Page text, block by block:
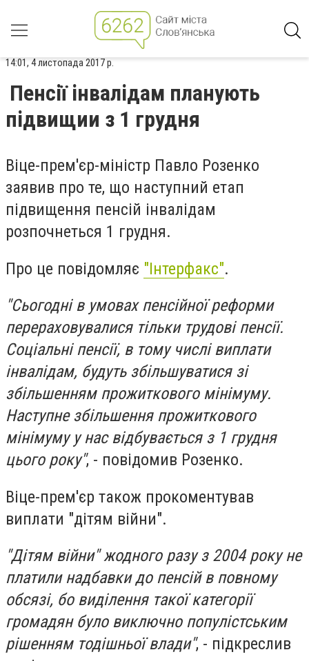
14:01, 4 листопада 2017 р.
Пенсії інвалідам планують
підвищии з 1 грудня
Віце-прем'єр-міністр Павло Розенко
заявив про те, що наступний етап
підвищення пенсій інвалідам
розпочнеться 1 грудня.
Про це повідомляє "Інтерфакс".
"Сьогодні в умовах пенсійної реформи
перераховувалися тільки трудові пенсії.
Соціальні пенсії, в тому числі виплати
інвалідам, будуть збільшуватися зі
збільшенням прожиткового мінімуму.
Наступне збільшення прожиткового
мінімуму у нас відбувається з 1 грудня
цього року", - повідомив Розенко.
Віце-прем'єр також прокоментував
виплати "дітям війни".
"Дітям війни" жодного разу з 2004 року не
платили надбавки до пенсій в повному
обсязі, бо виділення такої категорії
громадян було виключно популістським
рішенням тодішньої влади", - підкреслив